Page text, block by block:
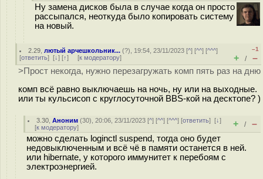
Ну замена дисков была в случае когда он просто
рассыпался, неоткуда было копировать систему
на новый.
2.29 ,лютый арчешкольник... (?), 19:54, 23/11/2023 [^] [^^] [^^^]
[ответить] [↓] [↑] [к модератору]
–1
+ / –
>Прост некогда, нужно перезагружать комп пять раз на дню
комп всё равно выключаешь на ночь, ну или на выходные.
или ты кульсисоп с круглосуточной BBS-кой на десктопе? )
3.30 ,Аноним (30), 20:06, 23/11/2023 [^] [^^] [^^^] [ответить][↓]
[к модератору] + / –
можно сделать loginctl suspend, тогда оно будет
недовыключенным и всё чё в памяти останется в ней.
или hibernate, у которого иммунитет к перебоям с
электроэнергией.